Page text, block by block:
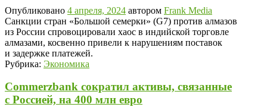
Опубликовано 4 апреля, 2024 автором Frank Media
Санкции стран «Большой семерки» (G7) против алмазов
из России спровоцировали хаос в индийской торговле
алмазами, косвенно привели к нарушениям поставок
и задержке платежей.
Рубрика: Экономика
Commerzbank сократил активы, связанные
с Россией, на 400 млн евро